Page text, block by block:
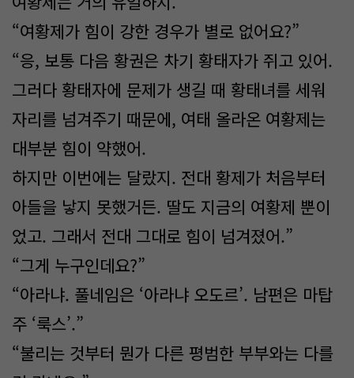
“여황제가 힘이 강한 경우가 별로 없어요?”
“응, 보통 다음 황권은 차기 황태자가 쥐고 있어.
그러다 황태자에 문제가 생길 때 황태녀를 세워
자리를 넘겨주기 때문에, 여태 올라온 여황제는
대부분 힘이 약했어.
하지만 이번에는 달랐지. 전대 황제가 처음부터
아들을 낳지 못했거든. 딸도 지금의 여황제 뿐이
었고. 그래서 전대 그대로 힘이 넘겨졌어.”
“그게 누구인데요?”
“아라냐. 풀네임은 ‘아라냐 오도르’. 남편은 마탑
주 ‘룩스’.”
“불리는 것부터 뭔가 다른 평범한 부부와는 다를